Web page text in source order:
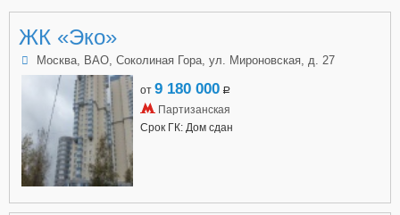
ЖК «Эко»
Москва, ВАО, Соколиная Гора, ул. Мироновская, д. 27
от 9 180 000 a
Партизанская
Срок ГК: Дом сдан